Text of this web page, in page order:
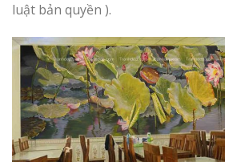
luật bản quyền ).